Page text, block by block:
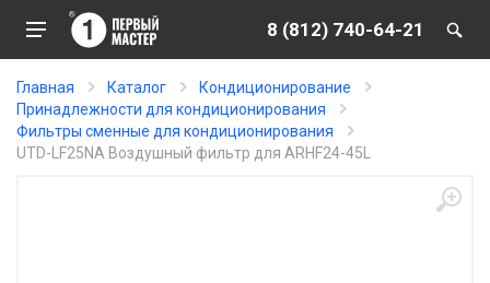
8 (812) 740-64-21
Главная Каталог
Кондиционирование
Принадлежности для кондиционирования
Фильтры сменные для кондиционирования
UTD-LF25NA Воздушный фильтр для ARHF24-45L